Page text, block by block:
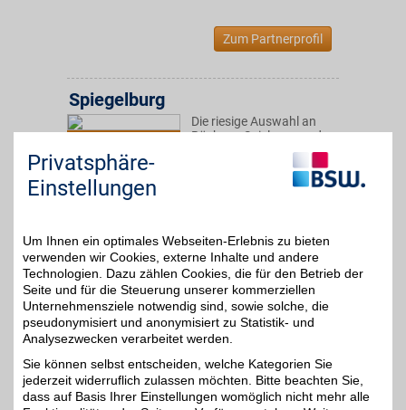
Zum Partnerprofil
Spiegelburg
Die riesige Auswahl an
Büchern, Spielzeug und
Allerlei im Spiegelburg-
besonders Kinderherzen
für jeden Anlass finden.
Zum Partnerprofil
BLOCK HOUSE
Ein großes Sortiment an
Steaks und weiteren
Grillspezialitäten bietet
Privatsphäre-
Einstellungen
Um Ihnen ein optimales Webseiten-Erlebnis zu bieten
verwenden wir Cookies, externe Inhalte und andere
Technologien. Dazu zählen Cookies, die für den Betrieb der
Seite und für die Steuerung unserer kommerziellen
Unternehmensziele notwendig sind, sowie solche, die
pseudonymisiert und anonymisiert zu Statistik- und
Analysezwecken verarbeitet werden.
Sie können selbst entscheiden, welche Kategorien Sie
jederzeit widerruflich zulassen möchten. Bitte beachten Sie,
dass auf Basis Ihrer Einstellungen womöglich nicht mehr alle